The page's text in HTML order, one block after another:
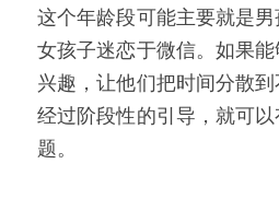
这个年龄段可能主要就是男
女孩子迷恋于微信。如果
兴趣，让他们把时间分散
经过阶段性的引导，就可
题。